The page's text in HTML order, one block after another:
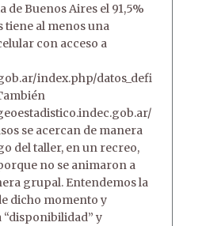
de Buenos Aires el 91,5%
tiene al menos una
con acceso a
index.php/datos_defi
se acercan de manera
del taller, en un recreo,
no se animaron a
grupal. Entendemos la
dicho momento y
“disponibilidad” y